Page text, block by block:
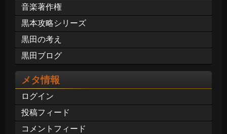
音楽著作権
黒本攻略シリーズ
黒田の考え
黒田ブログ
メタ情報
ログイン
投稿フィード
コメントフィード